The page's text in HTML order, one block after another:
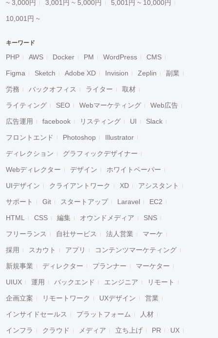
~ 3,000円 3,001円 ~ 5,000円 5,001円 ~ 10,000円
10,001円 ~
キーワード
PHP AWS Docker PM WordPress CMS
Figma Sketch Adobe XD Invision Zeplin 副業
労務 バックオフィス ライター 取材
ライティング SEO Webマーケティング Web広告
広告運用 facebook リスティング UI Slack
フロントエンド Photoshop Illustrator
ディレクション グラフィックデザイナー
Webディレクター デザイン ホワイトペーパー
UIデザイン クライアントワーク XD アシスタント
サポート Git スタートアップ Laravel EC2
HTML CSS 編集 オウンドメディア SNS
フリーランス 自社サービス 法人営業 マーケ
採用 スカウト アプリ コンテンツマーケティング
新規事業 ディレクター プランナー マーケター
UIUX 運用 バックエンド エンジニア リモート
企画立案 リモートワーク UXデザイン 営業
インサイドセールス プラットフォーム 人材
インフラ クラウド メディア 立ち上げ PR UX